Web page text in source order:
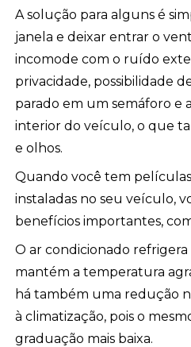
A solução para alguns é
janela e deixar entrar o
incomode com o ruído
privacidade, possibilidade
parado em um semáforo e
interior do veículo, o que
e olhos.
Quando você tem
instaladas no seu veículo,
benefícios importantes,
O ar condicionado
mantém a temperatura
há também uma redução
à climatização, pois o
graduação mais baixa.